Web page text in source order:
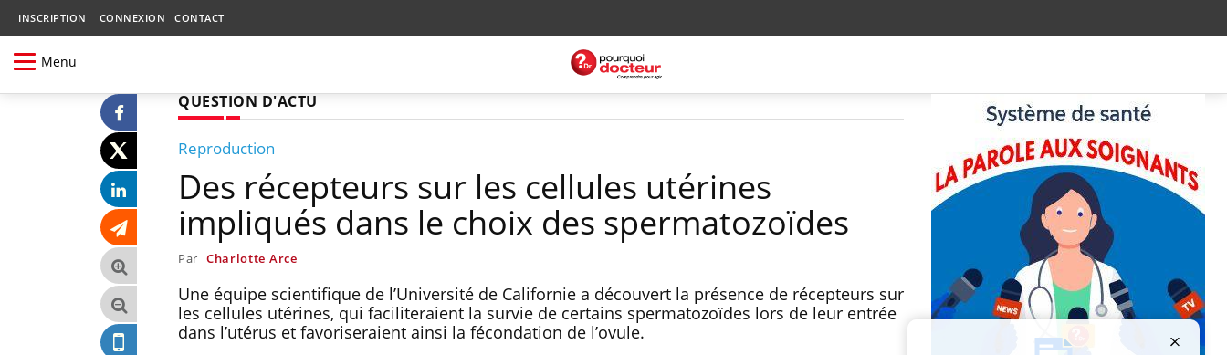
INSCRIPTION CONNEXION CONTACT
Menu
QUESTION D'ACTU
Reproduction
Des récepteurs sur les cellules utérines
impliqués dans le choix des spermatozoïdes
Par Charlotte Arce
Une équipe scientifique de l’Université de Californie a découvert la présence de récepteurs sur
les cellules utérines, qui faciliteraient la survie de certains spermatozoïdes lors de leur entrée
dans l’utérus et favoriseraient ainsi la fécondation de l’ovule.